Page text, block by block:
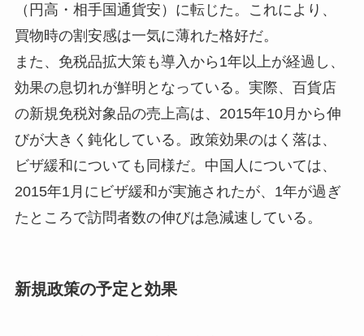
（円高・相手国通貨安）に転じた。これにより、
買物時の割安感は一気に薄れた格好だ。
また、免税品拡大策も導入から1年以上が経過し、
効果の息切れが鮮明となっている。実際、百貨店
の新規免税対象品の売上高は、2015年10月から伸
びが大きく鈍化している。政策効果のはく落は、
ビザ緩和についても同様だ。中国人については、
2015年1月にビザ緩和が実施されたが、1年が過ぎ
たところで訪問者数の伸びは急減速している。
新規政策の予定と効果